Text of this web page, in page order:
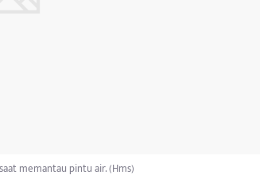
memantau pintu air. (Hms)